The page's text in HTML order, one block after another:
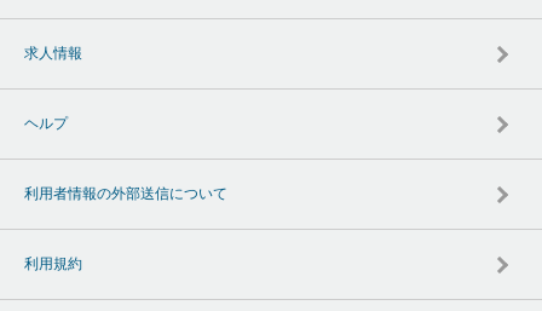
求人情報
ヘルプ
利用者情報の外部送信について
利用規約